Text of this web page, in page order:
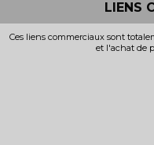
LIENS
Ces liens commerciaux sont
et l'achat de